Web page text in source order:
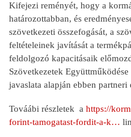
Kifejezi reményét, hogy a
határozottabban, és
szövetkezeti összefogását, a
feltételeinek javítását a
feldolgozó kapacitásaik
Szövetkezetek
javaslata alapján ebben
Továábi részletek a https://
forint-tamogatast-fordit-a-k…